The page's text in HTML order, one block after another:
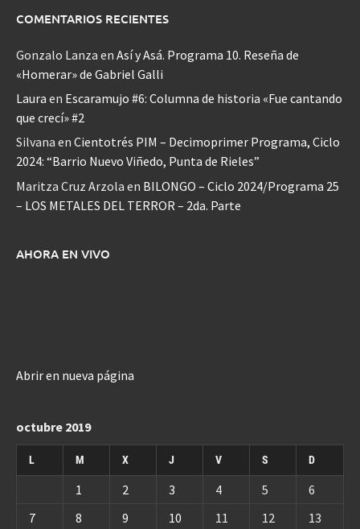
COMENTARIOS RECIENTES
Gonzalo Lanza en Así y Asá. Programa 10. Reseña de
«Homerar» de Gabriel Galli
Laura en Escaramujo #6: Columna de historia «Fue cantando
que crecí» #2
Silvana en Cientotrés PIM – Decimoprimer Programa, Ciclo
2024: “Barrio Nuevo Viñedo, Punta de Rieles”
Maritza Cruz Arzola en BILONGO – Ciclo 2024/Programa 25
– LOS METALES DEL TERROR – 2da. Parte
AHORA EN VIVO
Abrir en nueva página
octubre 2019
L M X J V S D
1 2 3 4 5
6
7
8 9 10 11 12 13